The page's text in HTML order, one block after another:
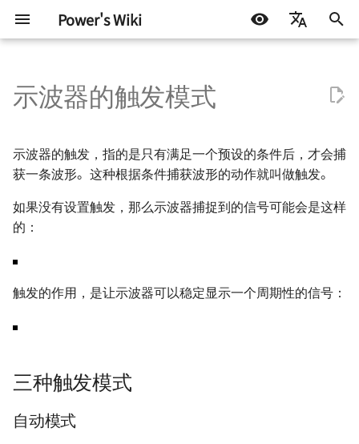
Power's Wiki
اللغة العربية
初
化
索
擎
基本元器件 - 电阻
基本元器件 - 电容
基本元器件 - 电感与磁珠
基本元器件 - 二极管
基本元器件 - 晶体三级管
基本元器件 - 场效应管
基本元器件 - 运算放大器
数字电路基础知识
RobotCtrl - STM32 通用开发
RobotCtrl_Core - 核心板
RobotCtrl_Func - 外设拓展
板
RobotCtrl_Power - 电源供电
板
Flip - 基于全志 F1C200s 的
OSD335x 最小系统的设计
如何设计一款单片机的最小系
直流有刷电机驱动的设计
TinyDVR - 小巧身材，满载动
力
RaptorDVR - 集成稳压的 30
A 双电机驱动 🚧
AirForce - 充满灵性的电机驱
动模块
ZenDriver - 高性能的电机驱
电机驱动方案 - IR2104S
通信协议 - 数字逻辑电平
通信协议 - 串口通信
通信协议 - SPI
通信协议 - I2C
通信协议 - CAN 🚧
通信协议 - USB 🚧
电源设计 - 方案确定
电源拓扑 - 线性稳压
电源拓扑 - 开关稳压（非隔离
型）
型）
电源设计 - 开关稳压 IC（非隔
离型）
法
高速电路的设计 🚧
信号完整性 - 基础概念
信号完整性 - 时域与频域
信号完整性 - 阻抗与电气模型
信号完整性 - 传输线 🚧
信号完整性 - 失真 🚧
电源完整性设计
ESD 基础知识
射频 - 组件与系统 - 导线
射频 - 组件与系统 - 电阻
射频 - 组件与系统 - 电容
射频 - 谐振电路 - 基本定义
射频 - 谐振电路 - 无损组件的
共振
射频 - 谐振电路 - 负载 Q 值
射频 - S 参数
射频 - 天线基础知识
三种触发模式
自动模式
正常模式
单次触发
触发类型
斜率
参考与致谢
测试协议 Test Interface 与 TIC 基础
AHB 上的 TIC
ATE 基础知识
半导体测试基础 - 基本概念
半导体测试基础 - OS 测试
半导体测试基础 - DC 参数
试
半导体测试基础 - AC 参数
试
ATE Test Fundamental
Continuity Test
DC Parameters
IDD Test
Digital Functional Test 🚧
ATE Mixed Signal Test
Basics of Mixed Signal
Basics of Fourier
ADC - Static Parameters
DAC - Dynamic
ATE Coding Syntax
VBT Syntax
Pattern Syntax Notes 🚧
Tester Alarms
嵌入式开发 STM32
Arduino & 杂项
软件开发
DOCKER
LINUX
杂七杂八
机器学习入门 - 基础流程
机器学习入门 - 环境搭建
机器学习入门 - 模型评估
生活琐记 LIFEHACK
BLOG
折腾不止
自托管 Self-Host
群晖 NAS
技术流
示波器的触发模式
示波器的触发，指的是只有满足一个预设的条件后，才会捕
获一条波形。这种根据条件捕获波形的动作就叫做触发。
如果没有设置触发，那么示波器捕捉到的信号可能会是这样
的：
触发的作用，是让示波器可以稳定显示一个周期性的信号：
三种触发模式
自动模式